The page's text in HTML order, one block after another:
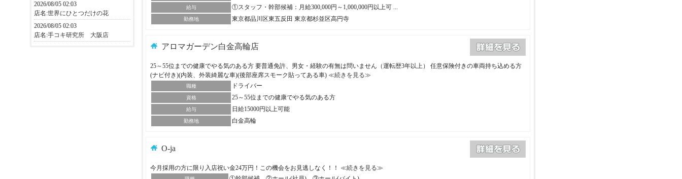
2026/08/05 02:03
店名:世界にひとつだけの花
2026/08/05 02:03
店名:手コキ研究所 大阪店
給与 ①スタッフ・幹部候補：月給300,000円～1,000,000円以上可 ...
勤務地 東京都品川区東五反田 東京都杉並区高円寺
アロマガーデン白金高輪店
25～55位までの健康でやる気のある方 要普通免許、男女・経験の有無は問いません（運転歴3年以上） 任意保険付きの車両持ち込める方
(ナビ付き)(内装、外装綺麗な車)(後部座席スモーク貼ってある車) ≪続きを見る≫
職種 ドライバー
資格 25～55位までの健康でやる気のある方
給与 日給15000円以上可能
勤務地 白金高輪
O-ja
今月採用の方に限り入店祝い金24万円！この機会をお見逃しなく！！ ≪続きを見る≫